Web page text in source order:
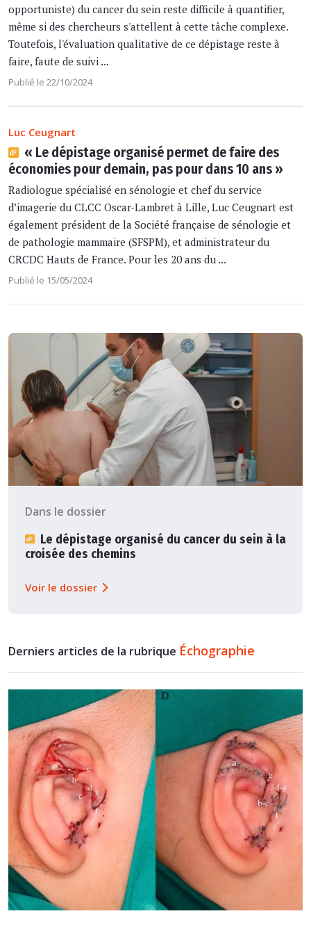
opportuniste) du cancer du sein reste difficile à quantifier,
même si des chercheurs s'attellent à cette tâche complexe.
Toutefois, l'évaluation qualitative de ce dépistage reste à
faire, faute de suivi ...
Publié le 22/10/2024
Luc Ceugnart
« Le dépistage organisé permet de faire des
économies pour demain, pas pour dans 10 ans »
Radiologue spécialisé en sénologie et chef du service
d’imagerie du CLCC Oscar-Lambret à Lille, Luc Ceugnart est
également président de la Société française de sénologie et
de pathologie mammaire (SFSPM), et administrateur du
CRCDC Hauts de France. Pour les 20 ans du ...
Publié le 15/05/2024
Dans le dossier
Le dépistage organisé du cancer du sein à la
croisée des chemins
Voir le dossier
Derniers articles de la rubrique Échographie